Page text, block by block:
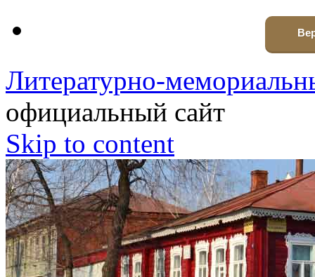
Литературно-
официальный сайт
Skip to content